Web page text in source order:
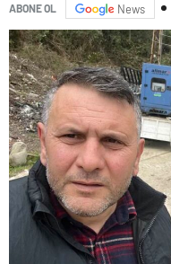
ABONE OL News